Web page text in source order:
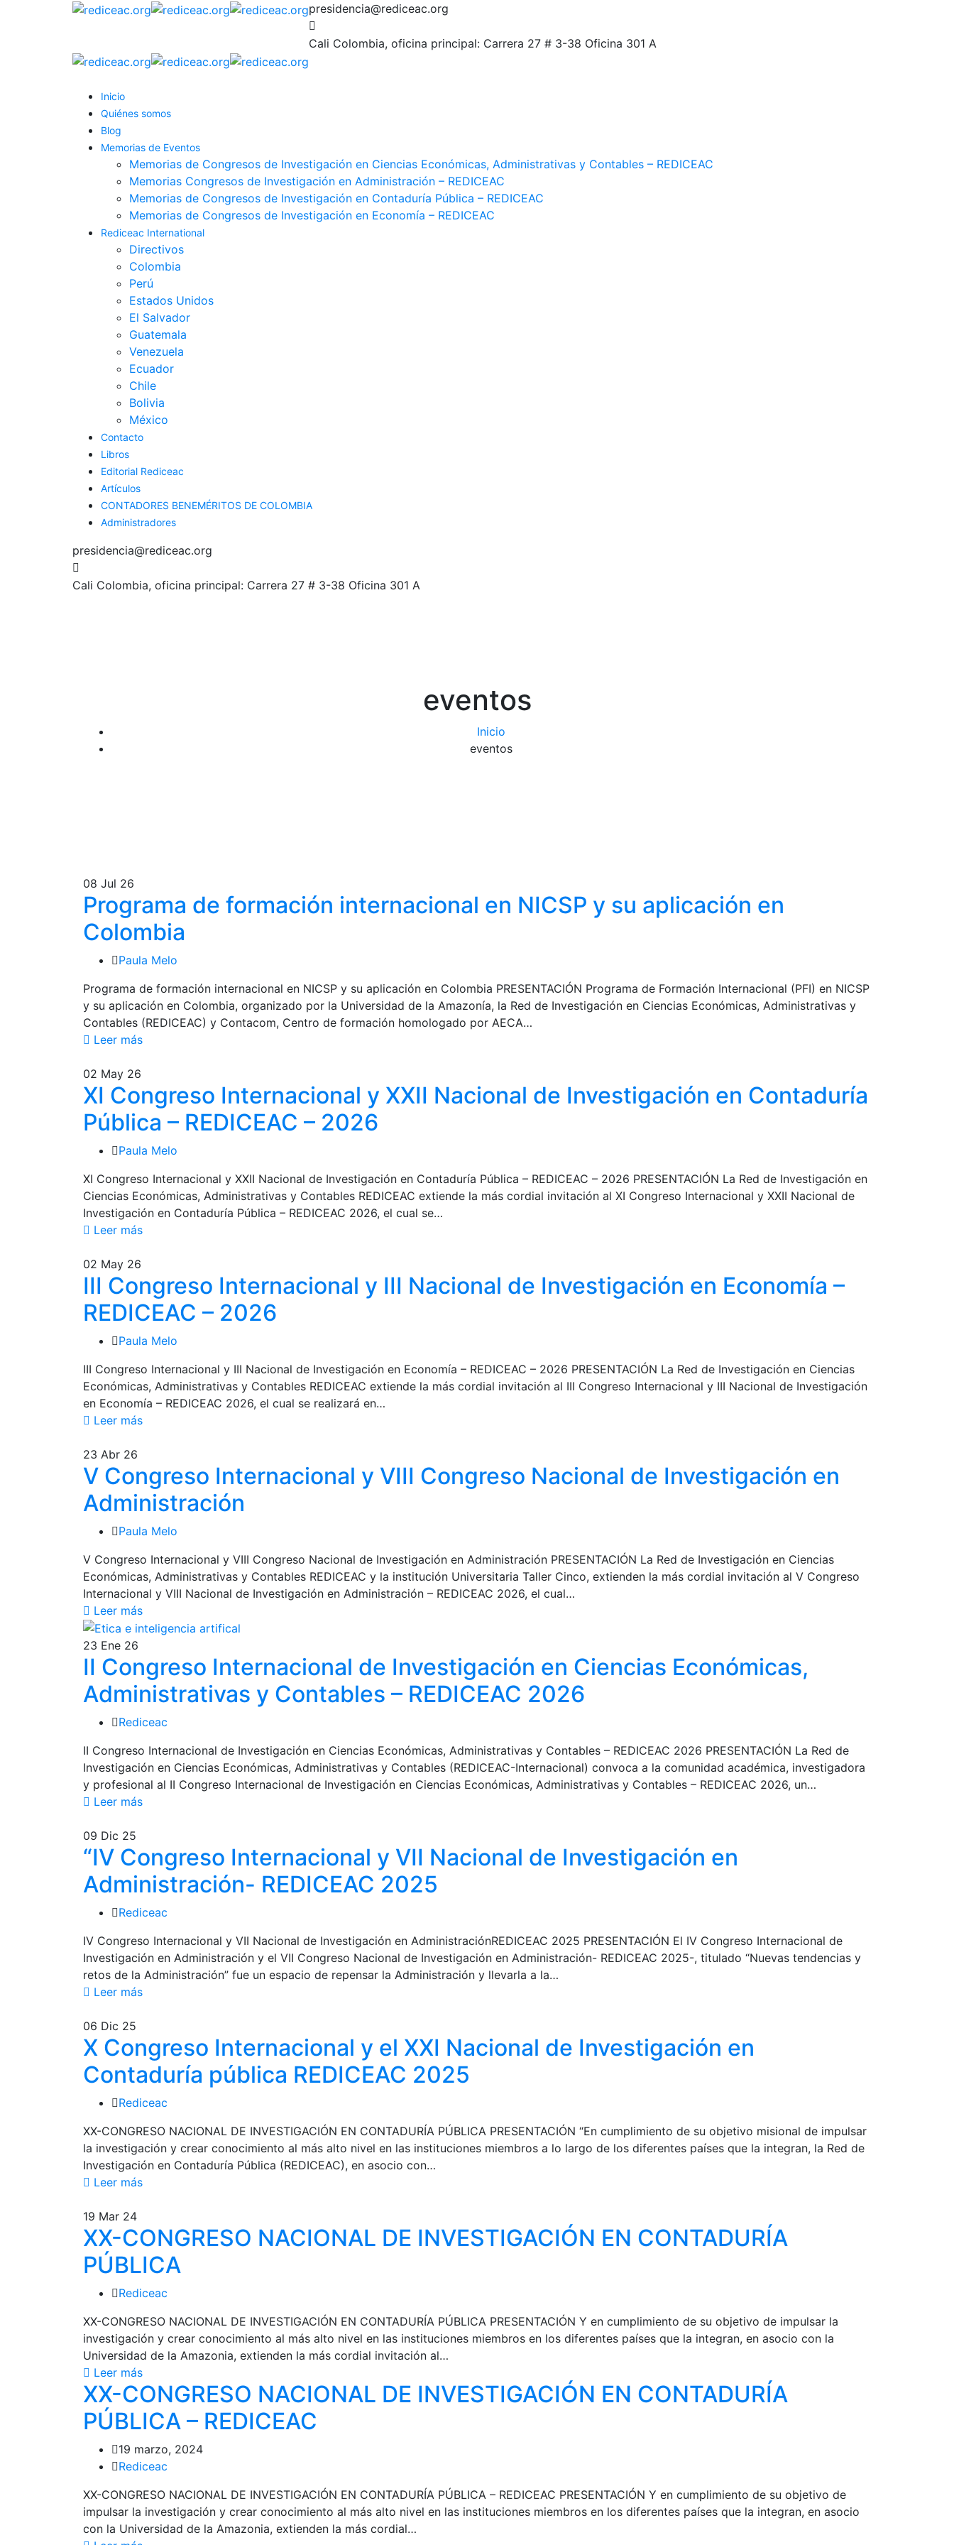
presidencia@rediceac.org
Cali Colombia, oficina principal: Carrera 27 # 3-38 Oficina 301 A
Inicio
Quiénes somos
Blog
Memorias de Eventos
Memorias de Congresos de Investigación en Ciencias Económicas, Administrativas y Contables – REDICEAC
Memorias Congresos de Investigación en Administración – REDICEAC
Memorias de Congresos de Investigación en Contaduría Pública – REDICEAC
Memorias de Congresos de Investigación en Economía – REDICEAC
Rediceac International
Directivos
Colombia
Perú
Estados Unidos
El Salvador
Guatemala
Venezuela
Ecuador
Chile
Bolivia
México
Contacto
Libros
Editorial Rediceac
Artículos
CONTADORES BENEMÉRITOS DE COLOMBIA
Administradores
presidencia@rediceac.org
Cali Colombia, oficina principal: Carrera 27 # 3-38 Oficina 301 A
eventos
Inicio
eventos
08 Jul 26
Programa de formación internacional en NICSP y su aplicación en
Colombia
Paula Melo
Programa de formación internacional en NICSP y su aplicación en Colombia PRESENTACIÓN Programa de Formación Internacional (PFI) en NICSP
y su aplicación en Colombia, organizado por la Universidad de la Amazonía, la Red de Investigación en Ciencias Económicas, Administrativas y
Contables (REDICEAC) y Contacom, Centro de formación homologado por AECA…
Leer más
02 May 26
XI Congreso Internacional y XXII Nacional de Investigación en Contaduría
Pública – REDICEAC – 2026
Paula Melo
XI Congreso Internacional y XXII Nacional de Investigación en Contaduría Pública – REDICEAC – 2026 PRESENTACIÓN La Red de Investigación en
Ciencias Económicas, Administrativas y Contables REDICEAC extiende la más cordial invitación al XI Congreso Internacional y XXII Nacional de
Investigación en Contaduría Pública – REDICEAC 2026, el cual se…
Leer más
02 May 26
III Congreso Internacional y III Nacional de Investigación en Economía –
REDICEAC – 2026
Paula Melo
III Congreso Internacional y III Nacional de Investigación en Economía – REDICEAC – 2026 PRESENTACIÓN La Red de Investigación en Ciencias
Económicas, Administrativas y Contables REDICEAC extiende la más cordial invitación al III Congreso Internacional y III Nacional de Investigación
en Economía – REDICEAC 2026, el cual se realizará en…
Leer más
23 Abr 26
V Congreso Internacional y VIII Congreso Nacional de Investigación en
Administración
Paula Melo
V Congreso Internacional y VIII Congreso Nacional de Investigación en Administración PRESENTACIÓN La Red de Investigación en Ciencias
Económicas, Administrativas y Contables REDICEAC y la institución Universitaria Taller Cinco, extienden la más cordial invitación al V Congreso
Internacional y VIII Nacional de Investigación en Administración – REDICEAC 2026, el cual…
Leer más
23 Ene 26
II Congreso Internacional de Investigación en Ciencias Económicas,
Administrativas y Contables – REDICEAC 2026
Rediceac
II Congreso Internacional de Investigación en Ciencias Económicas, Administrativas y Contables – REDICEAC 2026 PRESENTACIÓN La Red de
Investigación en Ciencias Económicas, Administrativas y Contables (REDICEAC-Internacional) convoca a la comunidad académica, investigadora
y profesional al II Congreso Internacional de Investigación en Ciencias Económicas, Administrativas y Contables – REDICEAC 2026, un…
Leer más
09 Dic 25
“IV Congreso Internacional y VII Nacional de Investigación en
Administración- REDICEAC 2025
Rediceac
IV Congreso Internacional y VII Nacional de Investigación en AdministraciónREDICEAC 2025 PRESENTACIÓN El IV Congreso Internacional de
Investigación en Administración y el VII Congreso Nacional de Investigación en Administración- REDICEAC 2025-, titulado “Nuevas tendencias y
retos de la Administración” fue un espacio de repensar la Administración y llevarla a la…
Leer más
06 Dic 25
X Congreso Internacional y el XXI Nacional de Investigación en
Contaduría pública REDICEAC 2025
Rediceac
XX-CONGRESO NACIONAL DE INVESTIGACIÓN EN CONTADURÍA PÚBLICA PRESENTACIÓN “En cumplimiento de su objetivo misional de impulsar
la investigación y crear conocimiento al más alto nivel en las instituciones miembros a lo largo de los diferentes países que la integran, la Red de
Investigación en Contaduría Pública (REDICEAC), en asocio con…
Leer más
19 Mar 24
XX-CONGRESO NACIONAL DE INVESTIGACIÓN EN CONTADURÍA
PÚBLICA
Rediceac
XX-CONGRESO NACIONAL DE INVESTIGACIÓN EN CONTADURÍA PÚBLICA PRESENTACIÓN Y en cumplimiento de su objetivo de impulsar la
investigación y crear conocimiento al más alto nivel en las instituciones miembros en los diferentes países que la integran, en asocio con la
Universidad de la Amazonia, extienden la más cordial invitación al…
Leer más
XX-CONGRESO NACIONAL DE INVESTIGACIÓN EN CONTADURÍA
PÚBLICA – REDICEAC
19 marzo, 2024
Rediceac
XX-CONGRESO NACIONAL DE INVESTIGACIÓN EN CONTADURÍA PÚBLICA – REDICEAC PRESENTACIÓN Y en cumplimiento de su objetivo de
impulsar la investigación y crear conocimiento al más alto nivel en las instituciones miembros en los diferentes países que la integran, en asocio
con la Universidad de la Amazonia, extienden la más cordial…